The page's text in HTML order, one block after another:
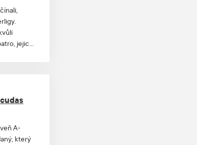
jejich
které mi
A-
který